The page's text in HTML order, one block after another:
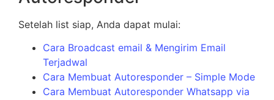
Setelah list siap, Anda dapat mulai:
Cara Broadcast email & Mengirim Email
Terjadwal
Cara Membuat Autoresponder – Simple Mode
Cara Membuat Autoresponder Whatsapp via